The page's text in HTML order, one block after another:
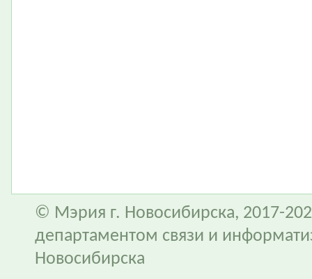
© Мэрия г. Новосибирска, 2017-
департаментом связи и
Новосибирска